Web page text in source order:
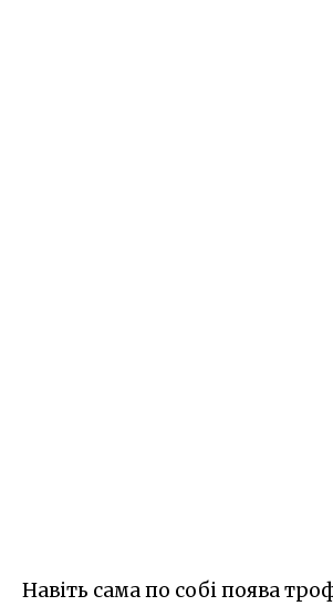
Навіть сама по собі поява